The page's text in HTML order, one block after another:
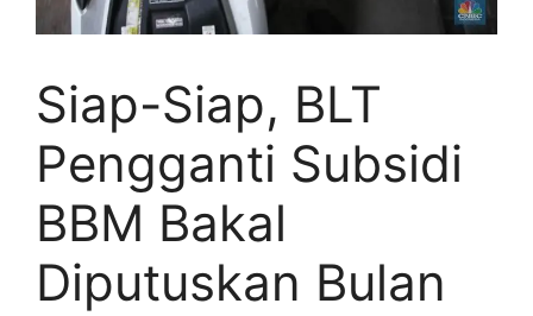
Siap-Siap, BLT
Pengganti Subsidi
BBM Bakal
Diputuskan Bulan